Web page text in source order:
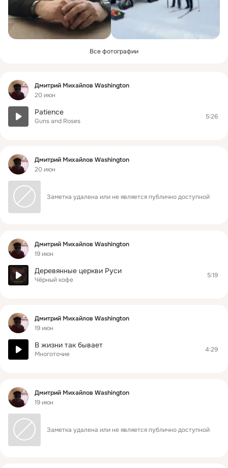
Все фотографии
Фид
Дмитрий Михайлов Washington
20 июн
Patience
Guns and Roses
5:26
Фид
Дмитрий Михайлов Washington
20 июн
Заметка удалена или не является публично доступной
Фид
Дмитрий Михайлов Washington
19 июн
Деревянные церкви Руси
Чёрный кофе
5:19
Фид
Дмитрий Михайлов Washington
19 июн
В жизни так бывает
Многоточие
4:29
Фид
Дмитрий Михайлов Washington
19 июн
Заметка удалена или не является публично доступной